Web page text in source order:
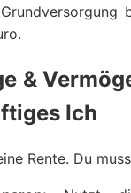
&
Ich
Rente. Du